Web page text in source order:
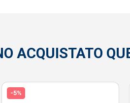
ACQUISTATO
-5%